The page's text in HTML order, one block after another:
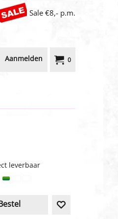
Sale €8,- p.m.
0
Aanmelden
leverbaar